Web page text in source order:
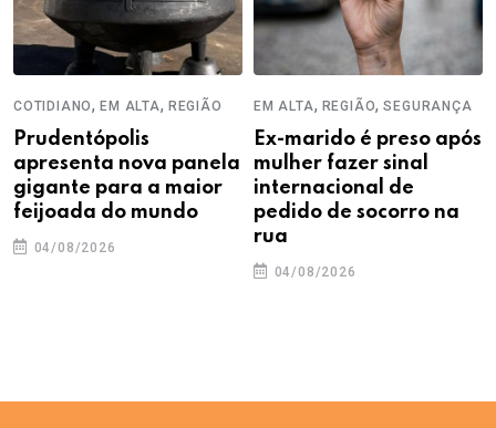
COTIDIANO,EM ALTA, REGIÃO
Prudentópolis
apresenta nova panela
gigante para a maior
feijoada do mundo
04/08/2026
EM ALTA, REGIÃO,SEGURANÇA
Ex-marido é preso após
mulher fazer sinal
internacional de
pedido de socorro na
rua
04/08/2026